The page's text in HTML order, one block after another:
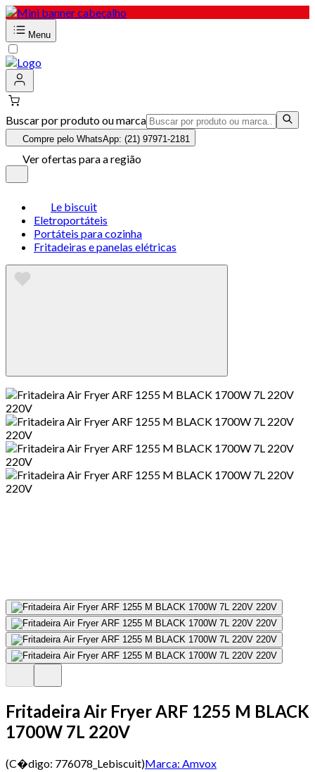
Menu
Buscar por produto ou marca
Compre pelo WhatsApp: (21) 97971-2181
Ver ofertas para a região
Le biscuit
Eletroportáteis
Portáteis para cozinha
Fritadeiras e panelas elétricas
Fritadeira Air Fryer ARF 1255 M BLACK
1700W 7L 220V
(C�digo: 776078_Lebiscuit)Marca: Amvox